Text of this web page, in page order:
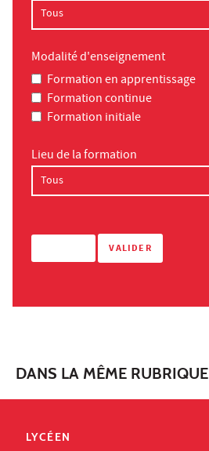
Modalité d'enseignement
Formation en apprentissage
Formation continue
Formation initiale
Lieu de la formation
DANS LA MÊME RUBRIQUE
LYCÉEN